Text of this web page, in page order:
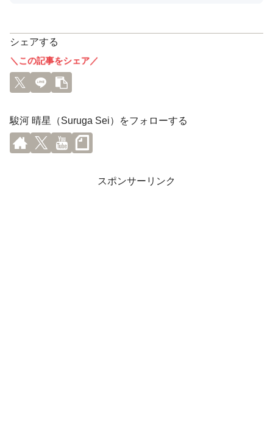
シェアする
＼この記事をシェア／
駿河 晴星（Suruga Sei）をフォローする
スポンサーリンク